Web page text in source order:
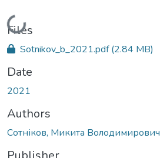
Loading...
Files
Sotnikov_b_2021.pdf(2.84 MB)
Date
2021
Authors
Сотніков, Микита Володимирович